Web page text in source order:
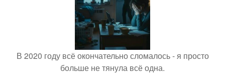
В 2020 году всё окончательно сломалось - я просто
больше не тянула всё одна.